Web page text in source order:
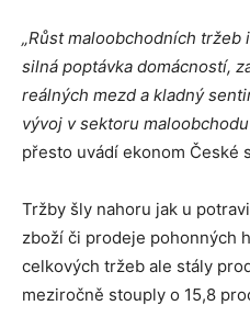
„Růst maloobchodních
silná poptávka domácností,
reálných mezd a kladný
vývoj v sektoru
přesto uvádí ekonom České
Tržby šly nahoru jak u
zboží či prodeje pohonných
celkových tržeb ale stály
meziročně stouply o 15,8